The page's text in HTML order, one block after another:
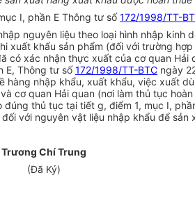
I, phần E Thông tư số172/1998/TT-
nguyên liệu theo loại hình nhập
xuất khẩu sản phẩm (đối với trường
có xác nhận thực xuất của cơ quan
E, Thông tư số172/1998/TT-BTC ngày
nhập khẩu, xuất khẩu, việc xuất
cơ quan Hải quan (nơi làm thủ tục
thủ tục tại tiết g, điểm 1, mục I,
với nguyên vật liệu nhập khẩu để sản
Trương Chí Trung
(Đã Ký)